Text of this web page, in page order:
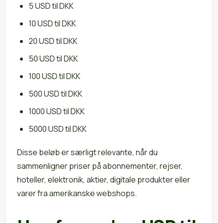
5 USD til DKK
10 USD til DKK
20 USD til DKK
50 USD til DKK
100 USD til DKK
500 USD til DKK
1000 USD til DKK
5000 USD til DKK
Disse beløb er særligt relevante, når du
sammenligner priser på abonnementer, rejser,
hoteller, elektronik, aktier, digitale produkter eller
varer fra amerikanske webshops.